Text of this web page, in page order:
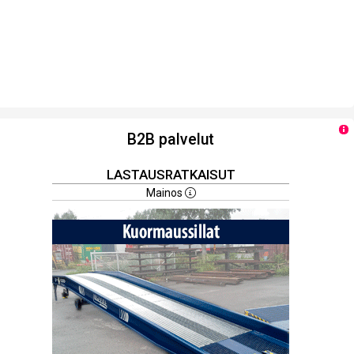
B2B palvelut
LASTAUSRATKAISUT
Mainos